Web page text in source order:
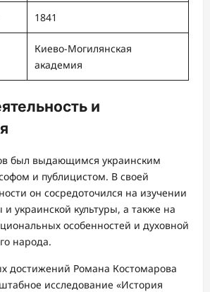
1841
Киево-Могилянская
академия
и
был выдающимся украинским
и публицистом. В своей
он сосредоточился на изучении
украинской культуры, а также на
особенностей и духовной
народа.
достижений Романа Костомарова
исследование «История